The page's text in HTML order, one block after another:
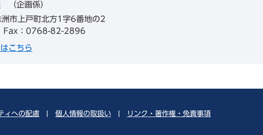
企画係
洲市上戸町北方1字6番地の2
Fax：0768-82-2896
こちら
ィへの配慮 個人情報の取扱い リンク・著作権・免責事項